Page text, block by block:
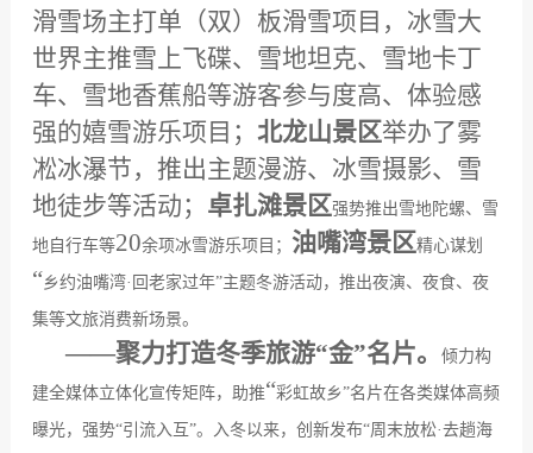
滑雪场主打单（双）板滑雪项目，冰雪大
世界主推雪上飞碟、雪地坦克、雪地卡丁
车、雪地香蕉船等游客参与度高、体验感
强的嬉雪游乐项目； 北龙山景区举办了雾
凇冰瀑节，推出主题漫游、冰雪摄影、雪
地徒步等活动； 卓扎滩景区强势推出雪地陀螺、雪
地自行车等20余项冰雪游乐项目； 油嘴湾景区精心谋划
“乡约油嘴湾· 回老家过年”主题冬游活动，推出夜演、夜食、夜
集等文旅消费新场景。
——聚力打造冬季旅游“金”名片。 倾力构
建全媒体立体化宣传矩阵，助推“彩虹故乡”名片在各类媒体高频
曝光，强势“引流入互”。入冬以来，创新发布“周末放松·去趟海